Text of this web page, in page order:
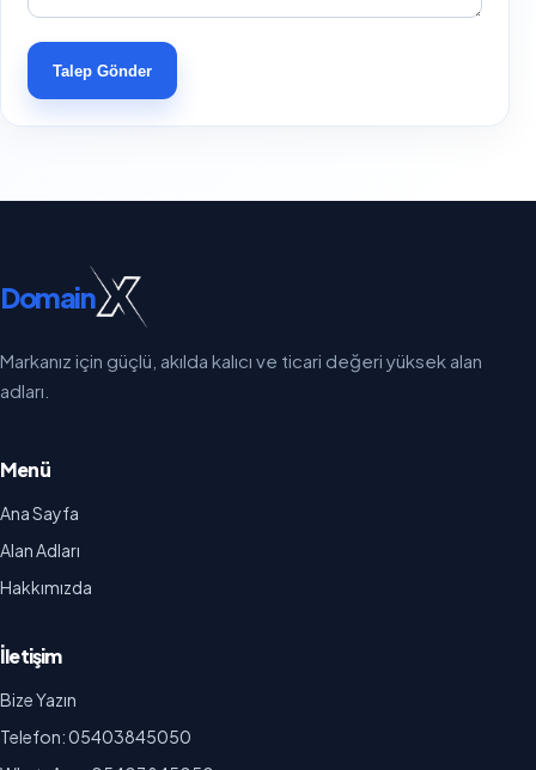
Talep Gönder
Domain
Markanız için güçlü, akılda kalıcı ve ticari değeri yüksek alan
adları.
Menü
Ana Sayfa
Alan Adları
Hakkımızda
İletişim
Bize Yazın
Telefon: 05403845050